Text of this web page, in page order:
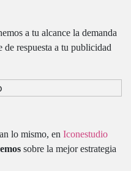
a tu alcance la demanda
de respuesta a tu publicidad
lo mismo, en Iconestudio
sobre la mejor estrategia